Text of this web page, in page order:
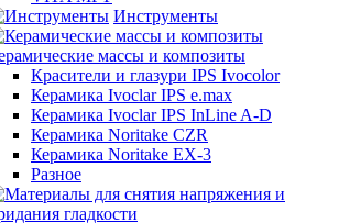
Инструменты
массы и композиты
Красители и глазури IPS Ivocolor
Керамика Ivoclar IPS e.max
Керамика Ivoclar IPS InLine A-D
Керамика Noritake CZR
Керамика Noritake EX-3
Разное